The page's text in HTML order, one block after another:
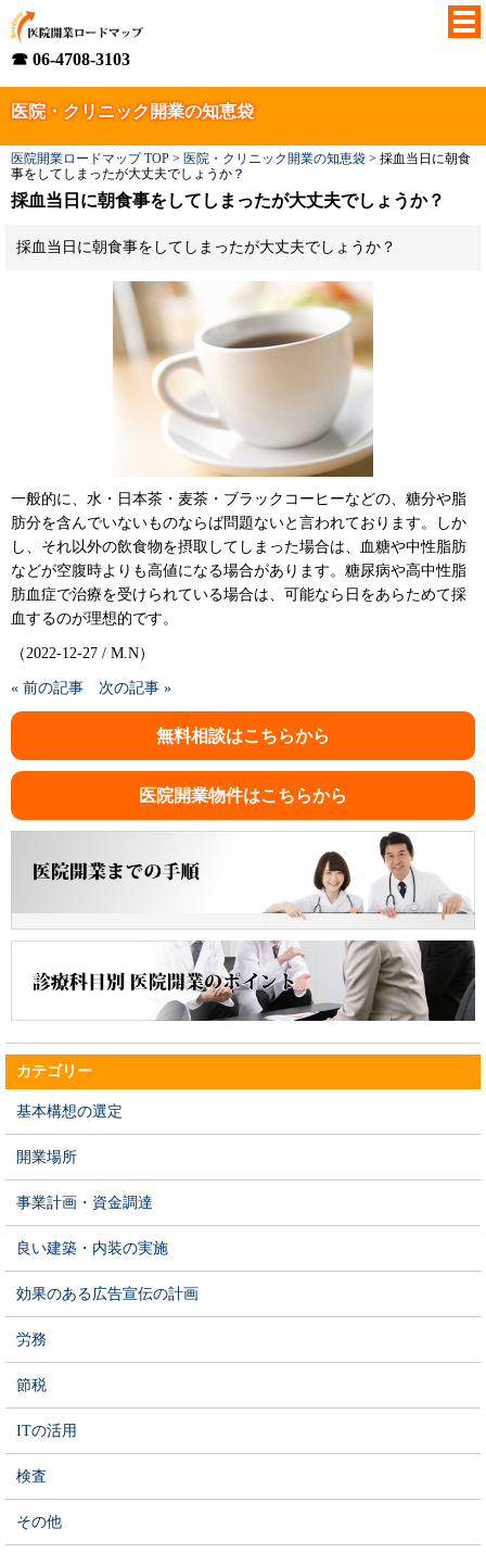
☎ 06-4708-3103
医院・クリニック開業の知恵袋
医院開業ロードマップ TOP > 医院・クリニック開業の知恵袋 > 採血当日に朝食
事をしてしまったが大丈夫でしょうか？
採血当日に朝食事をしてしまったが大丈夫でしょうか？
採血当日に朝食事をしてしまったが大丈夫でしょうか？
一般的に、水・日本茶・麦茶・ブラックコーヒーなどの、糖分や脂
肪分を含んでいないものならば問題ないと言われております。しか
し、それ以外の飲食物を摂取してしまった場合は、血糖や中性脂肪
などが空腹時よりも高値になる場合があります。糖尿病や高中性脂
肪血症で治療を受けられている場合は、可能なら日をあらためて採
血するのが理想的です。
（2022-12-27 / M.N）
« 前の記事 次の記事 »
無料相談はこちらから
医院開業物件はこちらから
カテゴリー
基本構想の選定
開業場所
事業計画・資金調達
良い建築・内装の実施
効果のある広告宣伝の計画
労務
節税
ITの活用
検査
その他